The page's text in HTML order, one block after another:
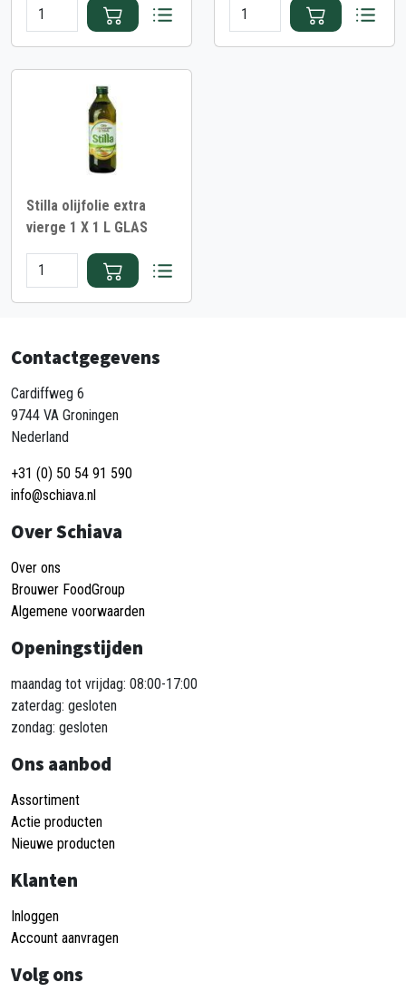
Stilla olijfolie extra
vierge 1 X 1 L GLAS
Contactgegevens
Cardiffweg 6
9744 VA Groningen
Nederland
+31 (0) 50 54 91 590
info@schiava.nl
Over Schiava
Over ons
Brouwer FoodGroup
Algemene voorwaarden
Openingstijden
maandag tot vrijdag: 08:00-17:00
zaterdag: gesloten
zondag: gesloten
Ons aanbod
Assortiment
Actie producten
Nieuwe producten
Klanten
Inloggen
Account aanvragen
Volg ons